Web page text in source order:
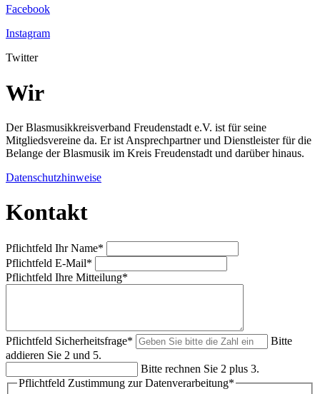
Facebook
Instagram
Twitter
Wir
Der Blasmusikkreisverband Freudenstadt e.V. ist für seine
Mitgliedsvereine da. Er ist Ansprechpartner und Dienstleister für die
Belange der Blasmusik im Kreis Freudenstadt und darüber hinaus.
Datenschutzhinweise
Kontakt
Pflichtfeld Ihr Name*
Pflichtfeld E-Mail*
Pflichtfeld Ihre Mitteilung*
Pflichtfeld Sicherheitsfrage*
Bitte
addieren Sie 2 und 5.
Bitte rechnen Sie 2 plus 3.
Pflichtfeld Zustimmung zur Datenverarbeitung*